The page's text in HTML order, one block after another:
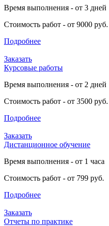
Время выполнения - от 3 дней
Стоимость работ - от 9000 руб.
Подробнее
Заказать
Курсовые работы
Время выполнения - от 2 дней
Стоимость работ - от 3500 руб.
Подробнее
Заказать
Дистанционное обучение
Время выполнения - от 1 часа
Стоимость работ - от 799 руб.
Подробнее
Заказать
Отчеты по практике